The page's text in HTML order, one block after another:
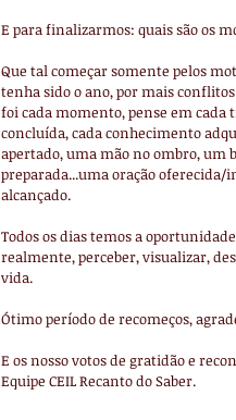
E para finalizarmos: quais são os
Que tal começar somente pelos
tenha sido o ano, por mais
foi cada momento, pense em cada
concluída, cada conhecimento
apertado, uma mão no ombro, um
preparada...uma oração
alcançado.
Todos os dias temos a
realmente, perceber, visualizar,
vida.
Ótimo período de recomeços,
E os nosso votos de gratidão e
Equipe CEIL Recanto do Saber.